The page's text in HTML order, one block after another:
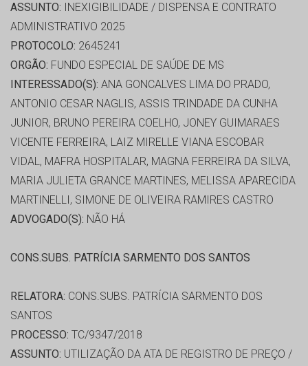
ASSUNTO: INEXIGIBILIDADE / DISPENSA E CONTRATO
ADMINISTRATIVO 2025
PROTOCOLO: 2645241
ORGÃO: FUNDO ESPECIAL DE SAÚDE DE MS
INTERESSADO(S): ANA GONCALVES LIMA DO PRADO,
ANTONIO CESAR NAGLIS, ASSIS TRINDADE DA CUNHA
JUNIOR, BRUNO PEREIRA COELHO, JONEY GUIMARAES
VICENTE FERREIRA, LAIZ MIRELLE VIANA ESCOBAR
VIDAL, MAFRA HOSPITALAR, MAGNA FERREIRA DA SILVA,
MARIA JULIETA GRANCE MARTINES, MELISSA APARECIDA
MARTINELLI, SIMONE DE OLIVEIRA RAMIRES CASTRO
ADVOGADO(S): NÃO HÁ
CONS.SUBS. PATRÍCIA SARMENTO DOS SANTOS
RELATORA: CONS.SUBS. PATRÍCIA SARMENTO DOS
SANTOS
PROCESSO: TC/9347/2018
ASSUNTO: UTILIZAÇÃO DA ATA DE REGISTRO DE PREÇO /